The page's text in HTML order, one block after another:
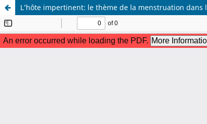
L’hôte impertinent: le thème de la menstruation dans